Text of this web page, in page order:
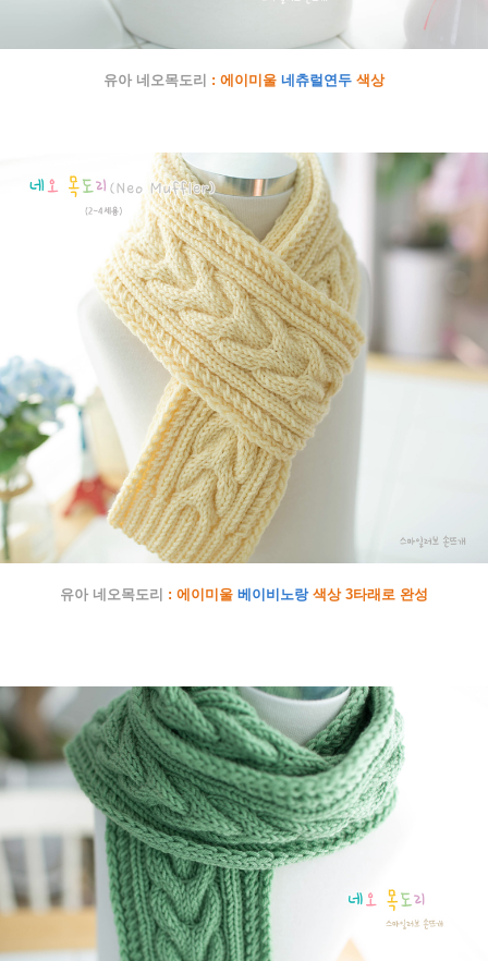
유아 네오목도리 : 에이미울 네츄럴연두 색상
유아 네오목도리 : 에이미울 베이비노랑 색상 3타래로 완성